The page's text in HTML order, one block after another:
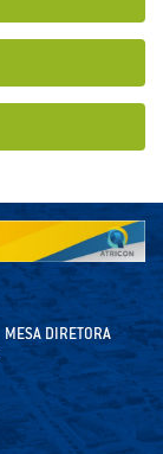
MESA DIRETORA